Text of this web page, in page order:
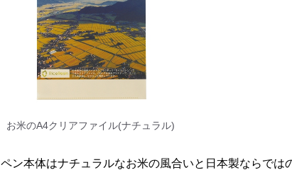
お米のA4クリアファイル(ナチュラル)
ペン本体はナチュラルなお米の風合いと日本製ならでは